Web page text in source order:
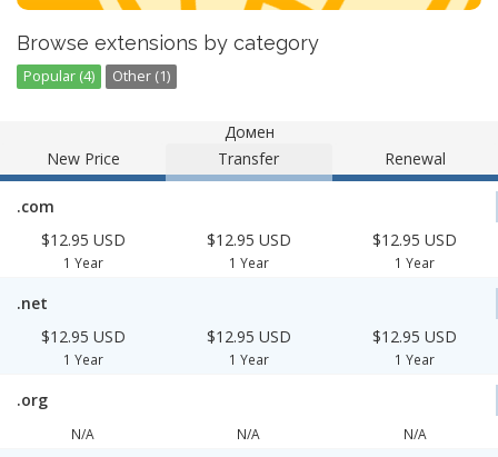
Browse extensions by category
Popular (4) Other (1)
Домен
New Price
Transfer Renewal
.com
$12.95 USD
1 Year
$12.95 USD
1 Year
$12.95 USD
1 Year
.net
$12.95 USD
1 Year
$12.95 USD
1 Year
$12.95 USD
1 Year
.org
N/A N/A N/A